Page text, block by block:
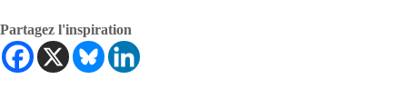
Partagez l'inspiration